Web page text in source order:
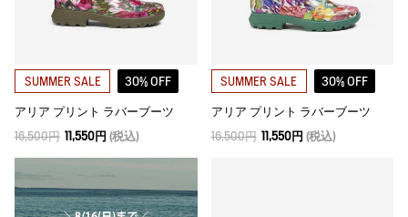
SUMMER SALE 30% OFF
アリア プリント ラバーブーツ
16,500円 11,550円 (税込)
SUMMER SALE 30% OFF
アリア プリント ラバーブーツ
16,500円 11,550円 (税込)